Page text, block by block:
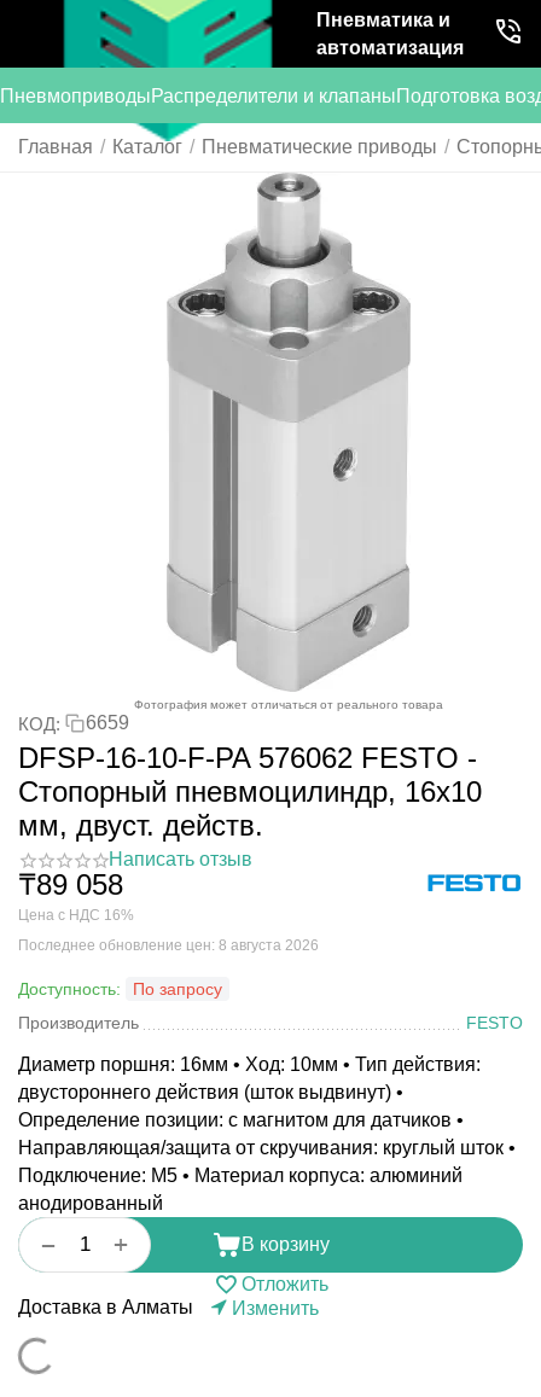
Пневматика и
автоматизация
ПневмоприводыРаспределители и клапаныПодготовка
Главная / Каталог / Пневматические приводы /
Фотография может отличаться от реального товара
КОД: 6659
DFSP-16-10-F-PA 576062 FESTO -
Стопорный пневмоцилиндр, 16x10
мм, двуст. действ.
Написать отзыв
₸89 058
Цена с НДС 16%
Последнее обновление цен: 8 августа 2026
Доступность:
По запросу
Производитель
FESTO
Диаметр поршня: 16мм • Ход: 10мм • Тип действия:
двустороннего действия (шток выдвинут) •
Определение позиции: с магнитом для датчиков •
Направляющая/защита от скручивания: круглый шток •
Подключение: M5 • Материал корпуса: алюминий
анодированный
+
−
В корзину
Отложить
Доставка в Алматы
Изменить